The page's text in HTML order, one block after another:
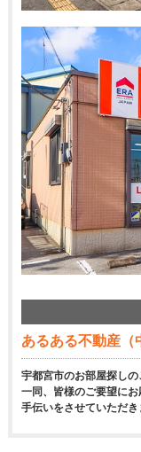
あるある不動産（
宇都宮市のお部屋探し
一同、皆様のご要望に
手伝いをさせていただき